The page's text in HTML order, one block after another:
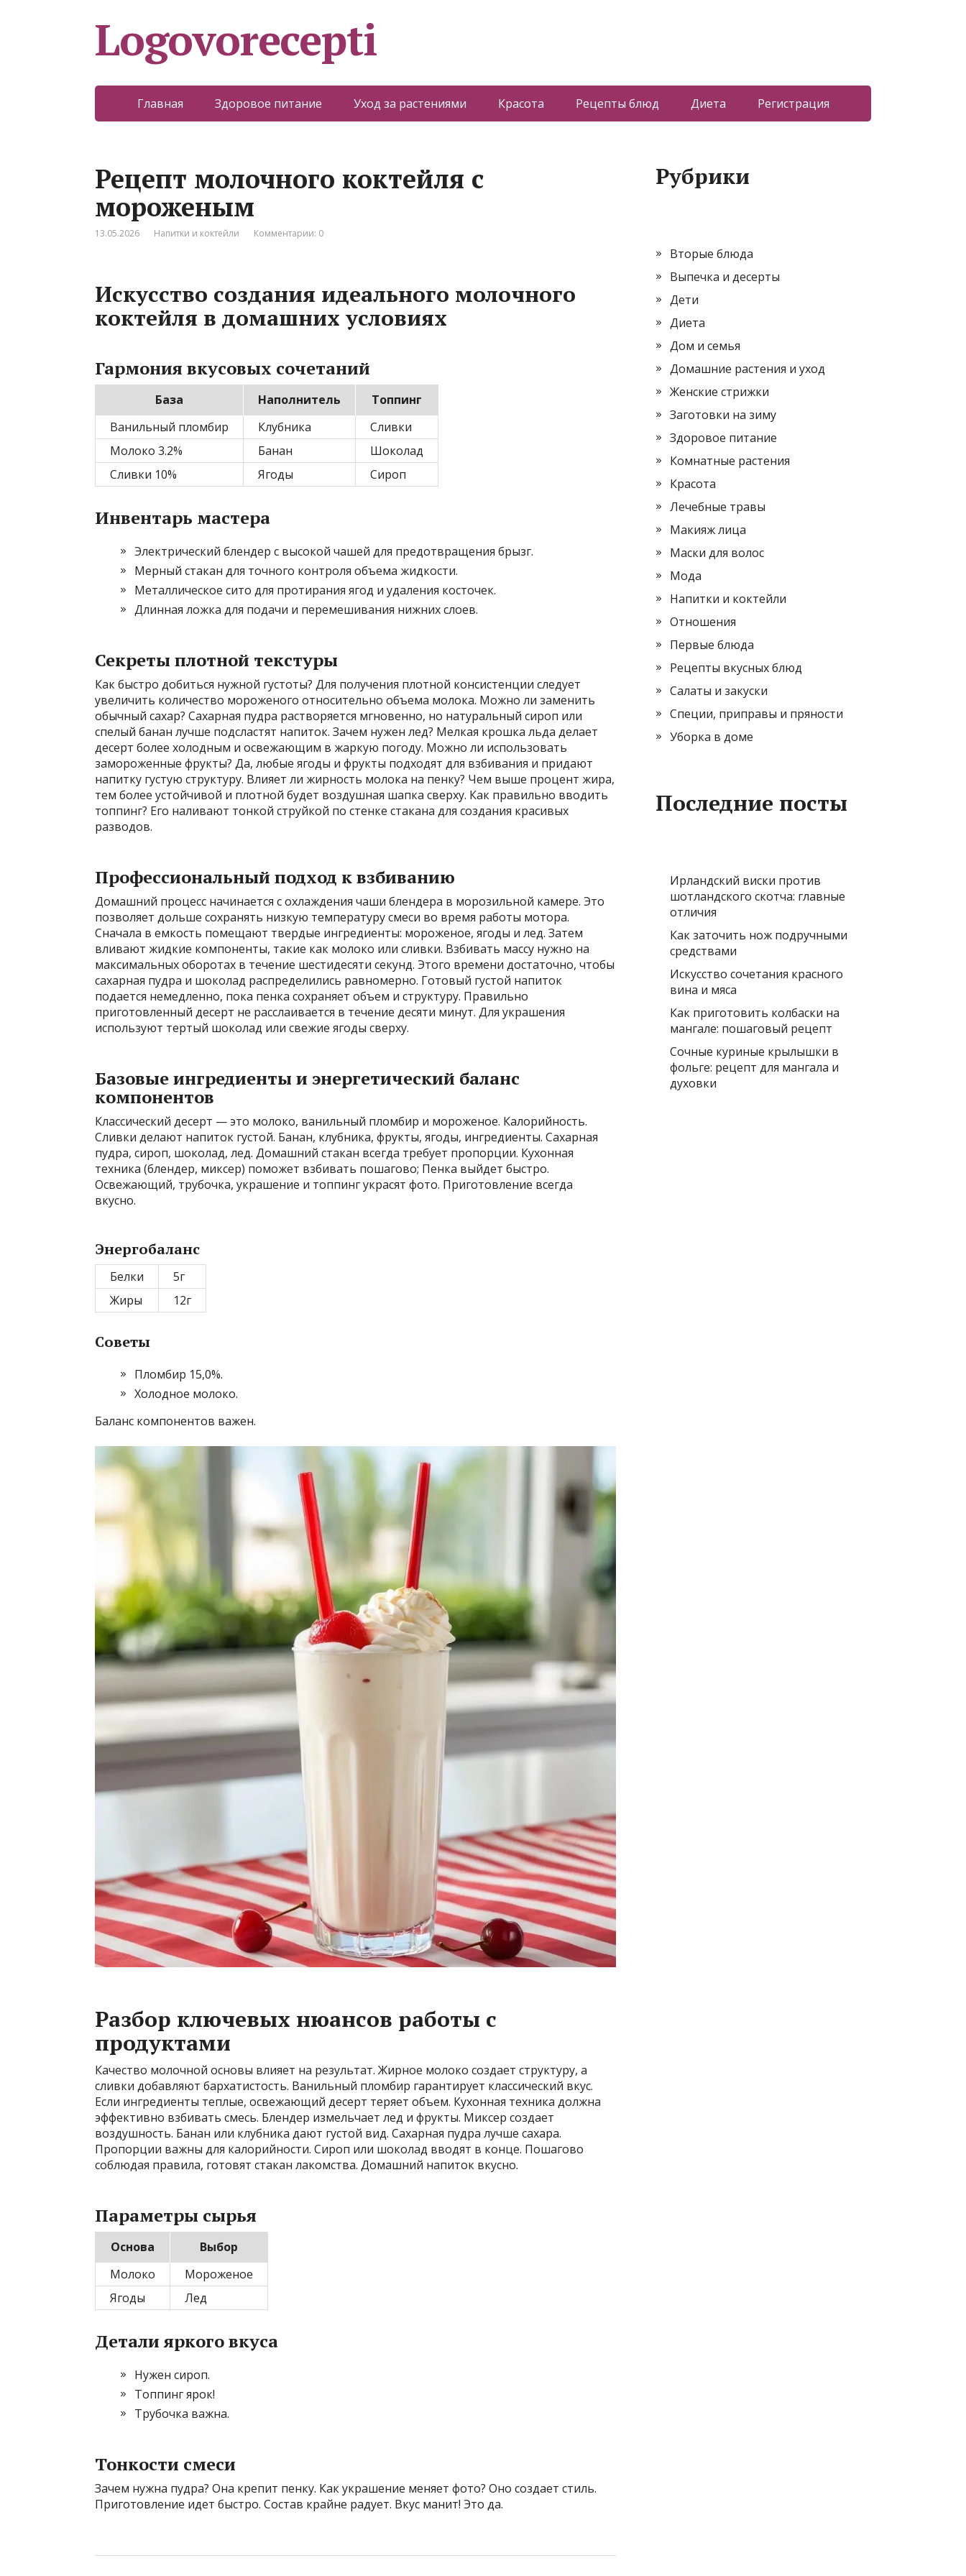
Logovorecepti
Главная Здоровое питание Уход за растениями Красота Рецепты блюд Диета Регистрация
Рецепт молочного коктейля с
мороженым
13.05.2026 Напитки и коктейли Комментарии: 0
Искусство создания идеального молочного
коктейля в домашних условиях
Гармония вкусовых сочетаний
База Наполнитель
Топпинг
Ванильный пломбир
Клубника
Сливки
Молоко 3.2%
Банан
Шоколад
Сливки 10%
Ягоды Сироп
Инвентарь мастера
Электрический блендер с высокой чашей для предотвращения брызг.
Мерный стакан для точного контроля объема жидкости.
Металлическое сито для протирания ягод и удаления косточек.
Длинная ложка для подачи и перемешивания нижних слоев.
Секреты плотной текстуры
Как быстро добиться нужной густоты? Для получения плотной консистенции следует
увеличить количество мороженого относительно объема молока. Можно ли заменить
обычный сахар? Сахарная пудра растворяется мгновенно, но натуральный сироп или
спелый банан лучше подсластят напиток. Зачем нужен лед? Мелкая крошка льда делает
десерт более холодным и освежающим в жаркую погоду. Можно ли использовать
замороженные фрукты? Да, любые ягоды и фрукты подходят для взбивания и придают
напитку густую структуру. Влияет ли жирность молока на пенку? Чем выше процент жира,
тем более устойчивой и плотной будет воздушная шапка сверху. Как правильно вводить
топпинг? Его наливают тонкой струйкой по стенке стакана для создания красивых
разводов.
Профессиональный подход к взбиванию
Домашний процесс начинается с охлаждения чаши блендера в морозильной камере. Это
позволяет дольше сохранять низкую температуру смеси во время работы мотора.
Сначала в емкость помещают твердые ингредиенты: мороженое, ягоды и лед. Затем
вливают жидкие компоненты, такие как молоко или сливки. Взбивать массу нужно на
максимальных оборотах в течение шестидесяти секунд. Этого времени достаточно, чтобы
сахарная пудра и шоколад распределились равномерно. Готовый густой напиток
подается немедленно, пока пенка сохраняет объем и структуру. Правильно
приготовленный десерт не расслаивается в течение десяти минут. Для украшения
используют тертый шоколад или свежие ягоды сверху.
Базовые ингредиенты и энергетический баланс
компонентов
Классический десерт — это молоко, ванильный пломбир и мороженое. Калорийность.
Сливки делают напиток густой. Банан, клубника, фрукты, ягоды, ингредиенты. Сахарная
пудра, сироп, шоколад, лед. Домашний стакан всегда требует пропорции. Кухонная
техника (блендер, миксер) поможет взбивать пошагово; Пенка выйдет быстро.
Освежающий, трубочка, украшение и топпинг украсят фото. Приготовление всегда
вкусно.
Энергобаланс
Белки
5г
Жиры
12г
Советы
Пломбир 15,0%.
Холодное молоко.
Баланс компонентов важен.
Разбор ключевых нюансов работы с
продуктами
Качество молочной основы влияет на результат. Жирное молоко создает структуру, а
сливки добавляют бархатистость. Ванильный пломбир гарантирует классический вкус.
Если ингредиенты теплые, освежающий десерт теряет объем. Кухонная техника должна
эффективно взбивать смесь. Блендер измельчает лед и фрукты. Миксер создает
воздушность. Банан или клубника дают густой вид. Сахарная пудра лучше сахара.
Пропорции важны для калорийности. Сироп или шоколад вводят в конце. Пошагово
соблюдая правила, готовят стакан лакомства. Домашний напиток вкусно.
Параметры сырья
Основа
Выбор
Молоко
Мороженое
Ягоды
Лед
Детали яркого вкуса
Нужен сироп.
Топпинг ярок!
Трубочка важна.
Тонкости смеси
Зачем нужна пудра? Она крепит пенку. Как украшение меняет фото? Оно создает стиль.
Приготовление идет быстро. Состав крайне радует. Вкус манит! Это да.
Рубрики
Вторые блюда
Выпечка и десерты
Дети
Диета
Дом и семья
Домашние растения и уход
Женские стрижки
Заготовки на зиму
Здоровое питание
Комнатные растения
Красота
Лечебные травы
Макияж лица
Маски для волос
Мода
Напитки и коктейли
Отношения
Первые блюда
Рецепты вкусных блюд
Салаты и закуски
Специи, приправы и пряности
Уборка в доме
Последние посты
Ирландский виски против
шотландского скотча: главные
отличия
Как заточить нож подручными
средствами
Искусство сочетания красного
вина и мяса
Как приготовить колбаски на
мангале: пошаговый рецепт
Сочные куриные крылышки в
фольге: рецепт для мангала и
духовки